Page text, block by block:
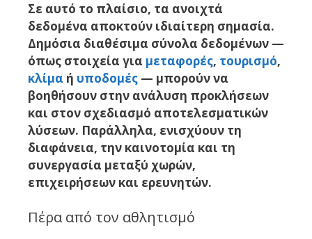
Σε αυτό το πλαίσιο, τα ανοιχτά
δεδομένα αποκτούν ιδιαίτερη σημασία.
Δημόσια διαθέσιμα σύνολα δεδομένων —
όπως στοιχεία για μεταφορές, τουρισμό,
κλίμα ή υποδομές — μπορούν να
βοηθήσουν στην ανάλυση προκλήσεων
και στον σχεδιασμό αποτελεσματικών
λύσεων. Παράλληλα, ενισχύουν τη
διαφάνεια, την καινοτομία και τη
συνεργασία μεταξύ χωρών,
επιχειρήσεων και ερευνητών.
Πέρα από τον αθλητισμό